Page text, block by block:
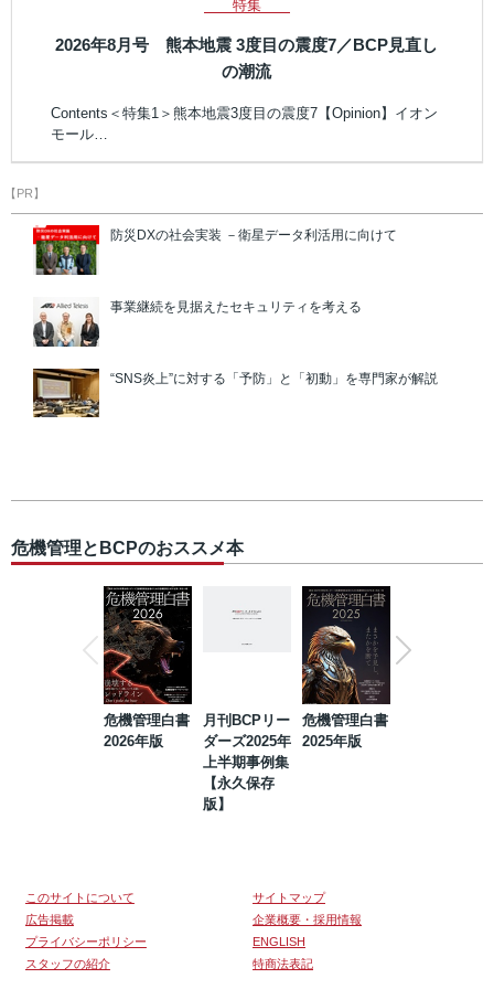
特集
2026年8月号 熊本地震 3度目の震度7／BCP見直し
の潮流
Contents＜特集1＞熊本地震3度目の震度7【Opinion】イオン
モール…
【PR】
防災DXの社会実装 －衛星データ利活用に向けて
事業継続を見据えたセキュリティを考える
“SNS炎上”に対する「予防」と「初動」を専門家が解説
危機管理とBCPのおススメ本
危機管理白書
2026年版
月刊BCPリー
ダーズ2025年
上半期事例集
【永久保存
版】
危機管理白書
2025年版
このサイトについて
サイトマップ
広告掲載
企業概要・採用情報
プライバシーポリシー
ENGLISH
スタッフの紹介
特商法表記